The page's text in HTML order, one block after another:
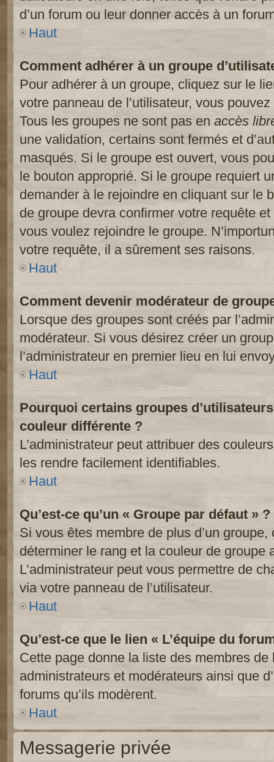
d’un forum ou leur donner accès à un
Haut
Comment adhérer à un groupe
Pour adhérer à un groupe, cliquez sur le
votre panneau de l’utilisateur, vous
Tous les groupes ne sont pas en accès
une validation, certains sont fermés et
masqués. Si le groupe est ouvert, vous
le bouton approprié. Si le groupe requiert
demander à le rejoindre en cliquant sur le
de groupe devra confirmer votre requête
vous voulez rejoindre le groupe.
votre requête, il a sûrement ses raisons.
Haut
Comment devenir modérateur de
Lorsque des groupes sont créés par
modérateur. Si vous désirez créer un
l’administrateur en premier lieu en lui
Haut
Pourquoi certains groupes
couleur différente ?
L’administrateur peut attribuer des
les rendre facilement identifiables.
Haut
Qu’est-ce qu’un « Groupe par défaut » ?
Si vous êtes membre de plus d’un
déterminer le rang et la couleur de groupe
L’administrateur peut vous permettre de
via votre panneau de l’utilisateur.
Haut
Qu’est-ce que le lien « L’équipe du
Cette page donne la liste des membres de
administrateurs et modérateurs ainsi que
forums qu’ils modèrent.
Haut
Messagerie privée